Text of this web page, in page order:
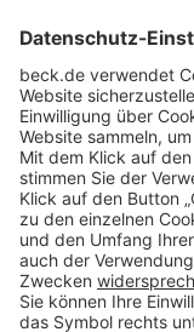
Anzeigen